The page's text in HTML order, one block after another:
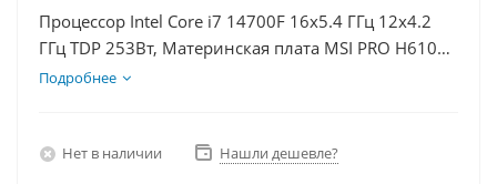
Процессор Intel Core i7 14700F 16x5.4 ГГц 12x4.2
ГГц TDP 253Вт, Материнская плата MSI PRO H610M-
E, Видеокарта RTX 4070TiS 16Гб, Память
Подробнее
Нет в наличии Нашли дешевле?